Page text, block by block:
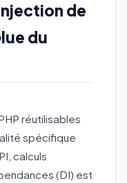
de
du
réutilisables
spécifique
calculs
(DI) est